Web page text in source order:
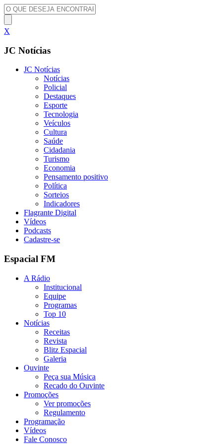
X
JC Notícias
JC Notícias
Notícias
Policial
Destaques
Esporte
Tecnologia
Veículos
Cultura
Saúde
Cidadania
Turismo
Economia
Pensamento positivo
Política
Sorteios
Indicadores
Flagrante Digital
Vídeos
Podcasts
Cadastre-se
Espacial FM
A Rádio
Institucional
Equipe
Programas
Top 10
Notícias
Receitas
Revista
Blitz Espacial
Galeria
Ouvinte
Peça sua Música
Recado do Ouvinte
Promoções
Ver promoções
Regulamento
Programação
Vídeos
Fale Conosco